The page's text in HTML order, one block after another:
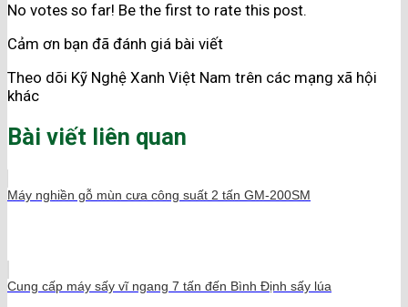
No votes so far! Be the first to rate this post.
Cảm ơn bạn đã đánh giá bài viết
Theo dõi Kỹ Nghệ Xanh Việt Nam trên các mạng xã hội
khác
Bài viết liên quan
Máy nghiền gỗ mùn cưa công suất 2 tấn GM-200SM
Cung cấp máy sấy vĩ ngang 7 tấn đến Bình Định sấy lúa